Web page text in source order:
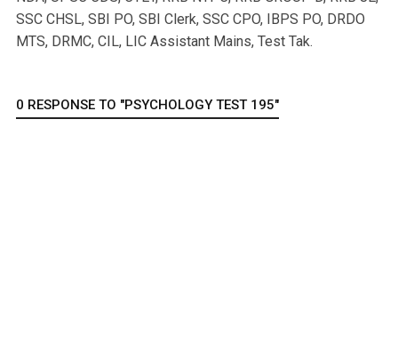
SSC CHSL, SBI PO, SBI Clerk, SSC CPO, IBPS PO, DRDO
MTS, DRMC, CIL, LIC Assistant Mains, Test Tak.
0 RESPONSE TO "PSYCHOLOGY TEST 195"